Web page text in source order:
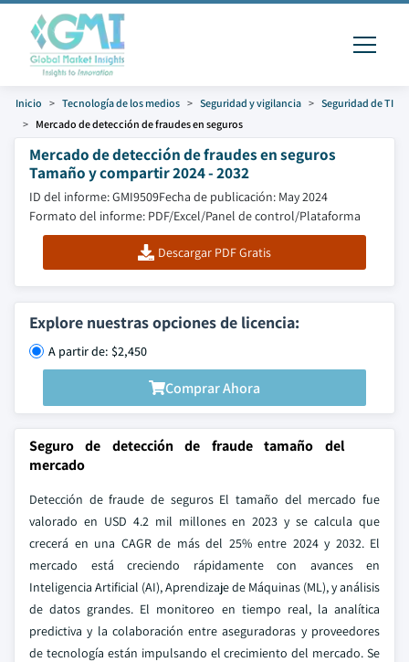
Inicio Tecnología de los medios Seguridad y vigilancia
Seguridad de TI
Mercado de detección de fraudes en seguros
Mercado de detección de fraudes en seguros
Tamaño y compartir 2024 - 2032
ID del informe: GMI9509Fecha de publicación: May 2024
Formato del informe: PDF/Excel/Panel de control/Plataforma
Descargar PDF Gratis
Explore nuestras opciones de licencia:
A partir de: $2,450
Comprar Ahora
Seguro de detección de fraude tamaño del
mercado
Detección de fraude de seguros El tamaño del mercado fue
valorado en USD 4.2 mil millones en 2023 y se calcula que
crecerá en una CAGR de más del 25% entre 2024 y 2032. El
mercado está creciendo rápidamente con avances en
Inteligencia Artificial (AI), Aprendizaje de Máquinas (ML), y análisis
de datos grandes. El monitoreo en tiempo real, la analítica
predictiva y la colaboración entre aseguradoras y proveedores
de tecnología están impulsando el crecimiento del mercado. Se